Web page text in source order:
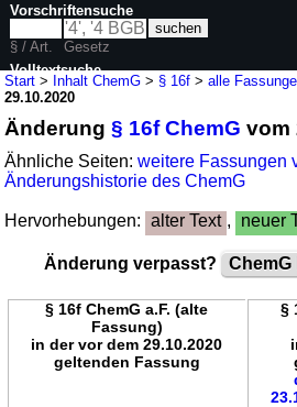
Start > Inhalt ChemG > § 16f >alle
29.10.2020
Änderung§ 16f ChemG vom
Ähnliche Seiten:weitere Fassungen
Änderungshistorie des ChemG
Hervorhebungen: alter Text , neuer
Änderung verpasst? ChemG
§ 16f ChemG a.F. (alte
Fassung)
in der vor dem 29.10.2020
geltenden Fassung
§
Vorschriftensuche
§ / Art.
Gesetz
Volltextsuche